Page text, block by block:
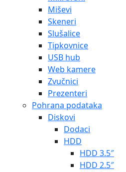
Miševi
Skeneri
Slušalice
Tipkovnice
USB hub
Web kamere
Zvučnici
Prezenteri
Pohrana podataka
Diskovi
Dodaci
HDD
HDD 3.5″
HDD 2.5″